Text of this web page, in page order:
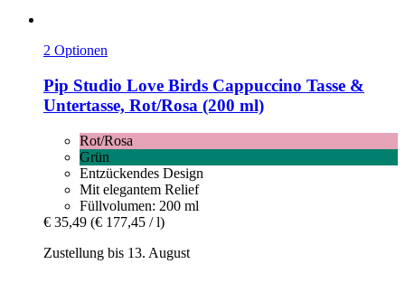
2 Optionen
Pip Studio Love Birds Cappuccino Tasse &
Untertasse, Rot/Rosa (200 ml)
Rot/Rosa
Grün
Entzückendes Design
Mit elegantem Relief
Füllvolumen: 200 ml
€ 35,49 (€ 177,45 / l)
Zustellung bis 13. August